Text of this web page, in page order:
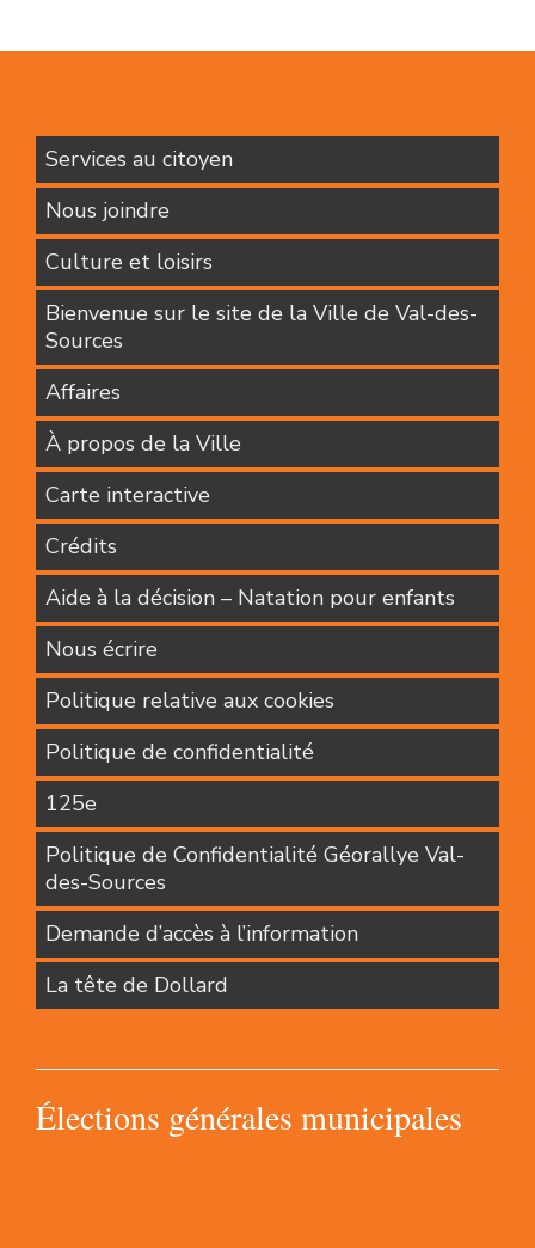
Services au citoyen
Nous joindre
Culture et loisirs
Bienvenue sur le site de la Ville de Val-des-
Sources
Affaires
À propos de la Ville
Carte interactive
Crédits
Aide à la décision – Natation pour enfants
Nous écrire
Politique relative aux cookies
Politique de confidentialité
125e
Politique de Confidentialité Géorallye Val-
des-Sources
Demande d’accès à l’information
La tête de Dollard
Élections générales municipales